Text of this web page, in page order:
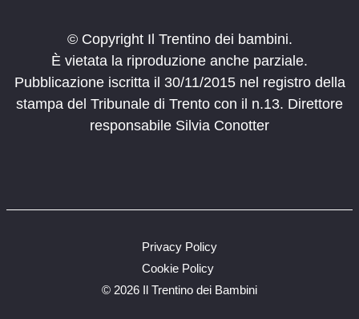
© Copyright Il Trentino dei bambini.
È vietata la riproduzione anche parziale.
Pubblicazione iscritta il 30/11/2015 nel registro della
stampa del Tribunale di Trento con il n.13. Direttore
responsabile Silvia Conotter
© 2026 Il Trentino dei Bambini
Privacy Policy
Cookie Policy